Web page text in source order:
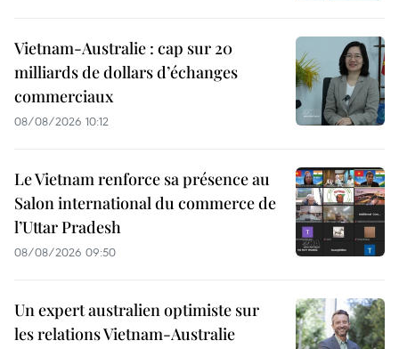
Vietnam-Australie : cap sur 20
milliards de dollars d’échanges
commerciaux
08/08/2026 10:12
Le Vietnam renforce sa présence au
Salon international du commerce de
l’Uttar Pradesh
08/08/2026 09:50
Un expert australien optimiste sur
les relations Vietnam-Australie